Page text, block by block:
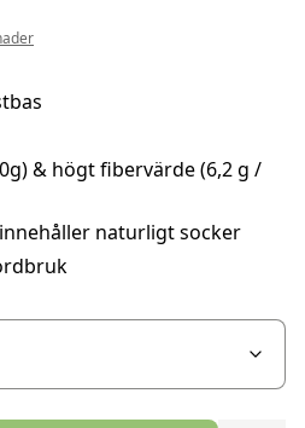
& högt fibervärde (6,2 g /
naturligt socker